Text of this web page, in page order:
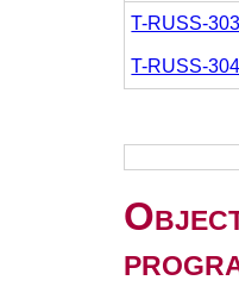
T-RUSS-303
T-RUSS-304